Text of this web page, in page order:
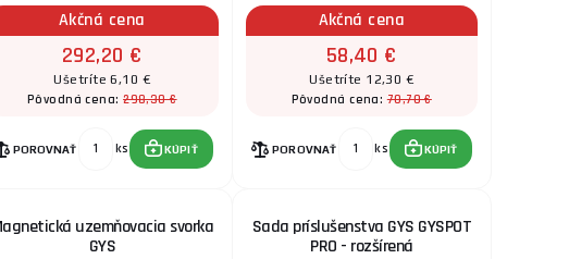
Akčná cena
292,20 €
Ušetríte 6,10 €
Pôvodná cena:298,30 €
POROVNAŤ ks KÚPIŤ
Akčná cena
58,40 €
Ušetríte 12,30 €
Pôvodná cena:70,70 €
POROVNAŤ ks KÚPIŤ
uzemňovacia svorka
GYS
Sada príslušenstva GYS GYSPOT
PRO - rozšírená